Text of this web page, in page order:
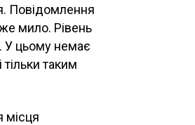
Повідомлення
мило. Рівень
У цьому немає
таким
місця